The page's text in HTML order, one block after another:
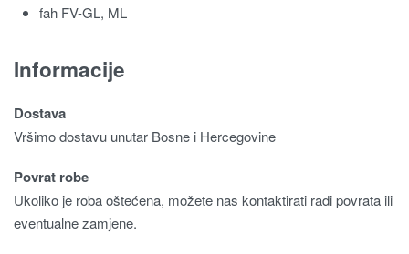
fah FV-GL, ML
Informacije
Dostava
Vršimo dostavu unutar Bosne i Hercegovine
Povrat robe
Ukoliko je roba oštećena, možete nas kontaktirati radi povrata ili
eventualne zamjene.